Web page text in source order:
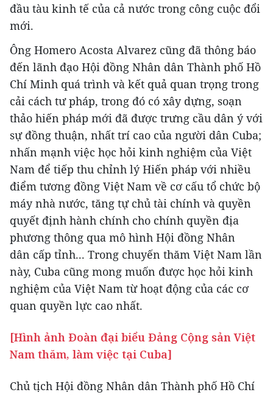
đầu tàu kinh tế của cả nước trong công cuộc đổi
mới.
Ông Homero Acosta Alvarez cũng đã thông báo
đến lãnh đạo Hội đồng Nhân dân Thành phố Hồ
Chí Minh quá trình và kết quả quan trọng trong
cải cách tư pháp, trong đó có xây dựng, soạn
thảo hiến pháp mới đã được trưng cầu dân ý với
sự đồng thuận, nhất trí cao của người dân Cuba;
nhấn mạnh việc học hỏi kinh nghiệm của Việt
Nam để tiếp thu chỉnh lý Hiến pháp với nhiều
điểm tương đồng Việt Nam về cơ cấu tổ chức bộ
máy nhà nước, tăng tự chủ tài chính và quyền
quyết định hành chính cho chính quyền địa
phương thông qua mô hình Hội đồng Nhân
dân cấp tỉnh... Trong chuyến thăm Việt Nam lần
này, Cuba cũng mong muốn được học hỏi kinh
nghiệm của Việt Nam từ hoạt động của các cơ
quan quyền lực cao nhất.
[Hình ảnh Đoàn đại biểu Đảng Cộng sản Việt
Nam thăm, làm việc tại Cuba]
Chủ tịch Hội đồng Nhân dân Thành phố Hồ Chí